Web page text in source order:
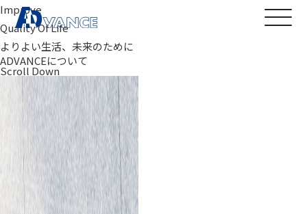
Improve
Quality Of Life
よりよい生活、未来のために
ADVANCEについて
Scroll Down